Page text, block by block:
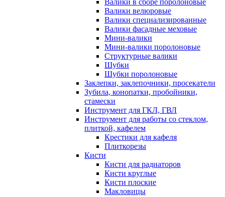
Валики в сборе поролоновые
Валики велюровые
Валики специализированные
Валики фасадные меховые
Мини-валики
Мини-валики поролоновые
Структурные валики
Шубки
Шубки поролоновые
Заклепки, заклепочники, просекатели
Зубила, конопатки, пробойники,
стамески
Инструмент для ГКЛ, ГВЛ
Инструмент для работы со стеклом,
плиткой, кафелем
Крестики для кафеля
Плиткорезы
Кисти
Кисти для радиаторов
Кисти круглые
Кисти плоские
Макловицы